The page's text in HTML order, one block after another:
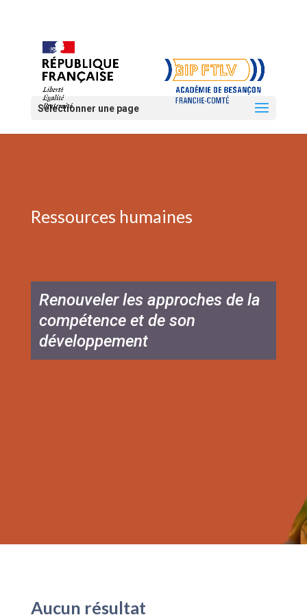
Sélectionner une page
Ressources humaines
Renouveler les approches de la
compétence et de son
développement
Aucun résultat